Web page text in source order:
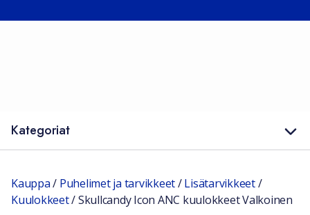
Kategoriat
Kauppa/ Puhelimet ja tarvikkeet/Lisätarvikkeet/
Kuulokkeet/Skullcandy Icon ANC kuulokkeet Valkoinen